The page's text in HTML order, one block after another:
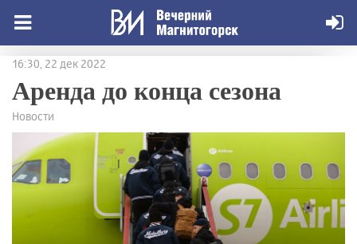
16:30, 22 дек 2022
Аренда до конца сезона
Новости